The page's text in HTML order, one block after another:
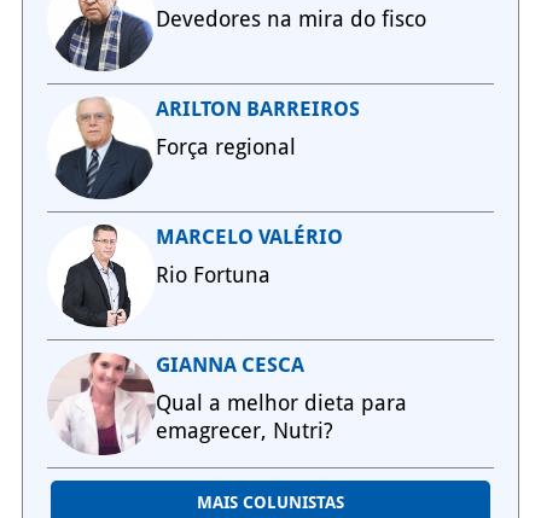
Devedores na mira do fisco
ARILTON BARREIROS
Força regional
MARCELO VALÉRIO
Rio Fortuna
GIANNA CESCA
Qual a melhor dieta para
emagrecer, Nutri?
MAIS COLUNISTAS